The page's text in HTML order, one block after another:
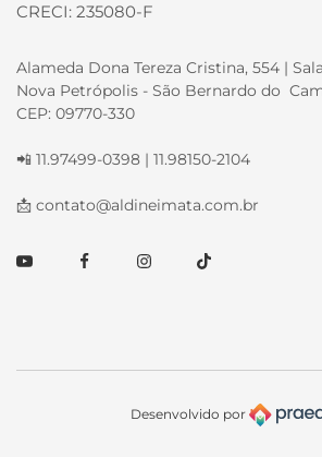
CRECI: 235080-F
Alameda Dona Tereza Cristina, 554 |
Nova Petrópolis - São Bernardo do
CEP: 09770-330
📲 11.97499-0398 | 11.98150-2104
📩 contato@aldineimata.com.br
YoutubeFacebookInstagramTikTok
Desenvolvido por